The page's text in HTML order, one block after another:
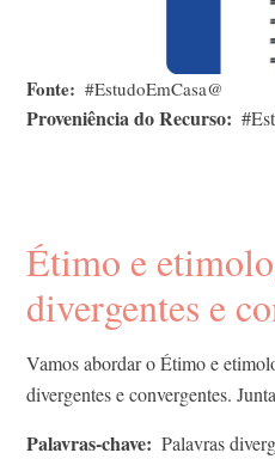
Fonte #EstudoEmCasa@
Proveniência do Recurso
Étimo e
divergentes e
Vamos abordar o Étimo e
divergentes e convergentes.
Palavras-chave
Palavras